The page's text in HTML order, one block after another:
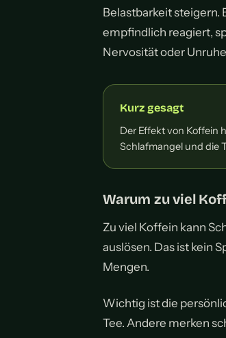
Belastbarkeit steigern.
empfindlich reagiert,
Nervosität oder
Kurz gesagt
Der Effekt von Koffein
Schlafmangel und die
Warum zu viel
Zu viel Koffein kann
auslösen. Das ist kein
Mengen.
Wichtig ist die
Tee. Andere merken